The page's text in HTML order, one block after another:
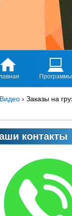
Программы
Видео › Заказы на
контакты